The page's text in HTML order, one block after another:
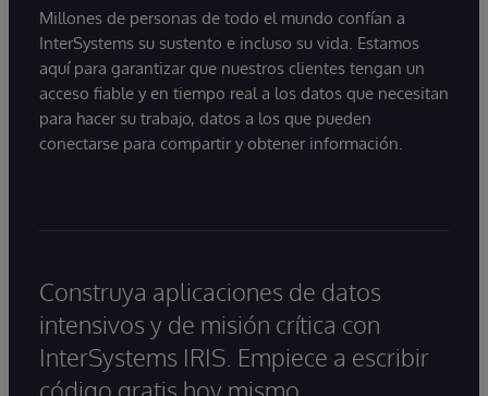
Millones de personas de todo el mundo confían a
InterSystems su sustento e incluso su vida. Estamos
aquí para garantizar que nuestros clientes tengan un
acceso fiable y en tiempo real a los datos que necesitan
para hacer su trabajo, datos a los que pueden
conectarse para compartir y obtener información.
Construya aplicaciones de datos
intensivos y de misión crítica con
InterSystems IRIS. Empiece a escribir
código gratis hoy mismo.